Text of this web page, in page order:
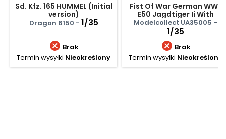
Sd. Kfz. 165 HUMMEL (Initial
version)
Dragon 6150 - 1/35
 Brak
Termin wysyłki Nieokreślony
Fist Of War German WWii
E50 Jagdtiger Ii With
105mm Gun
Modelcollect UA35005 -
1/35
 Brak
Termin wysyłki Nieokreślony